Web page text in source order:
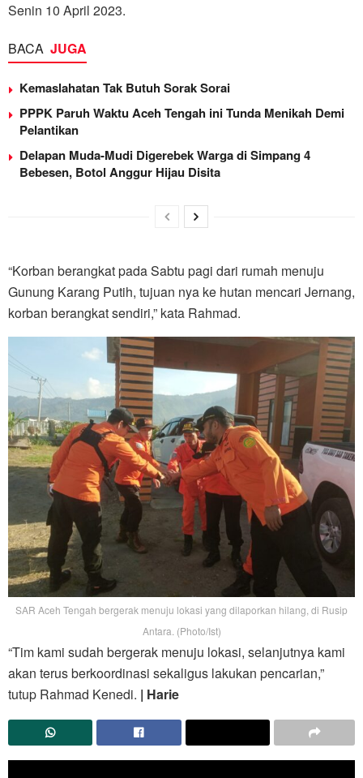
Senin 10 April 2023.
BACA JUGA
Kemaslahatan Tak Butuh Sorak Sorai
PPPK Paruh Waktu Aceh Tengah ini Tunda Menikah Demi
Pelantikan
Delapan Muda-Mudi Digerebek Warga di Simpang 4
Bebesen, Botol Anggur Hijau Disita
“Korban berangkat pada Sabtu pagi dari rumah menuju
Gunung Karang Putih, tujuan nya ke hutan mencari Jernang,
korban berangkat sendiri,” kata Rahmad.
SAR Aceh Tengah bergerak menuju lokasi yang dilaporkan hilang, di Rusip
Antara. (Photo/Ist)
“Tim kami sudah bergerak menuju lokasi, selanjutnya kami
akan terus berkoordinasi sekaligus lakukan pencarian,”
tutup Rahmad Kenedi. | Harie